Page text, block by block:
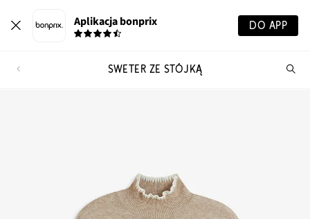
Aplikacja bonprix DO APP
SWETER ZE STÓJKĄ